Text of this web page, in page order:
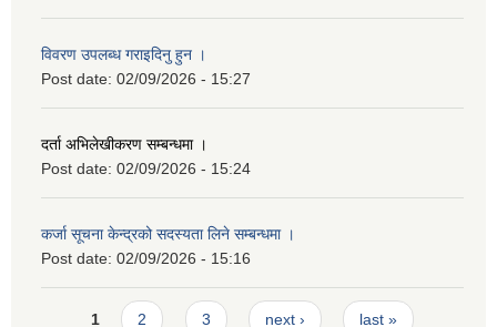
विवरण उपलब्ध गराइदिनु हुन ।
Post date: 02/09/2026 - 15:27
दर्ता अभिलेखीकरण सम्बन्धमा ।
Post date: 02/09/2026 - 15:24
कर्जा सूचना केन्द्रको सदस्यता लिने सम्बन्धमा ।
Post date: 02/09/2026 - 15:16
Pages
1 2 3 next › last »